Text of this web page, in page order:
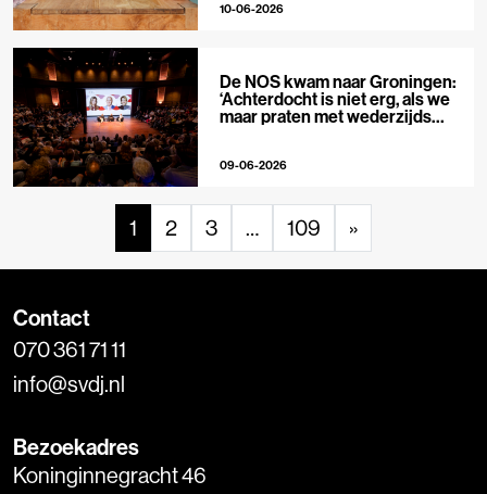
10-06-2026
De NOS kwam naar Groningen:
‘Achterdocht is niet erg, als we
maar praten met wederzijds
09-06-2026
1 2 3 … 109 »
Contact
070 361 71 11
info@svdj.nl
Bezoekadres
Koninginnegracht 46